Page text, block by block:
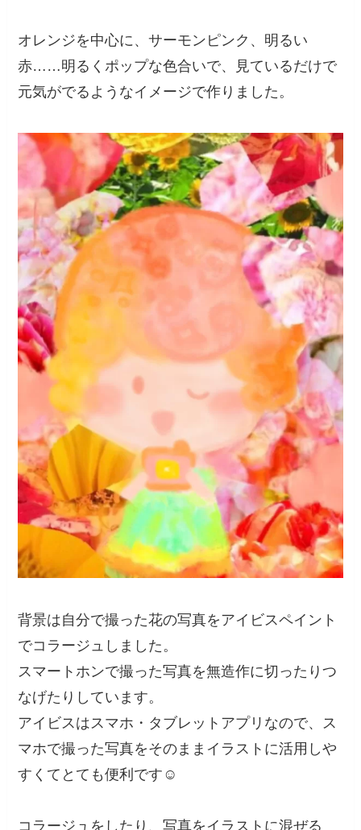
オレンジを中心に、サーモンピンク、明るい
赤……明るくポップな色合いで、見ているだけで
元気がでるようなイメージで作りました。
背景は自分で撮った花の写真をアイビスペイント
でコラージュしました。
スマートホンで撮った写真を無造作に切ったりつ
なげたりしています。
アイビスはスマホ・タブレットアプリなので、ス
マホで撮った写真をそのままイラストに活用しや
すくてとても便利です☺️
コラージュをしたり、写真をイラストに混ぜる